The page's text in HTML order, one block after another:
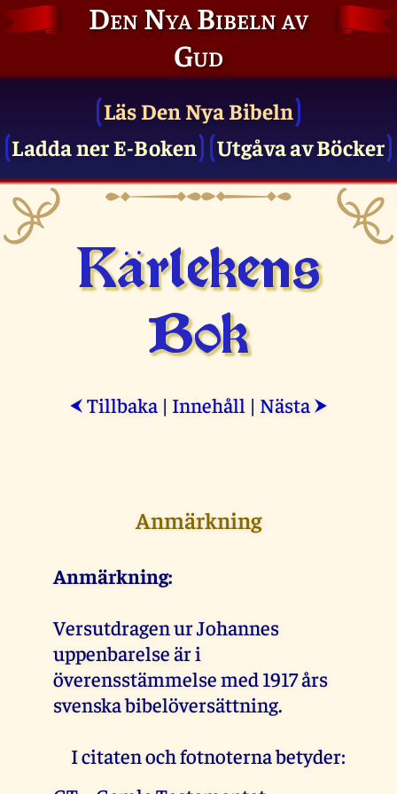
Den Nya Bibeln av
Gud
Läs Den Nya Bibeln
Ladda ner E-Boken
Utgåva av Böcker
Kärlekens
Bok
⮜ Tillbaka | Innehåll | Nästa ⮞
Anmärkning
Anmärkning:
Versutdragen ur Johannes
uppenbarelse är i
överensstämmelse med 1917 års
svenska bibelöversättning.
I citaten och fotnoterna betyder: